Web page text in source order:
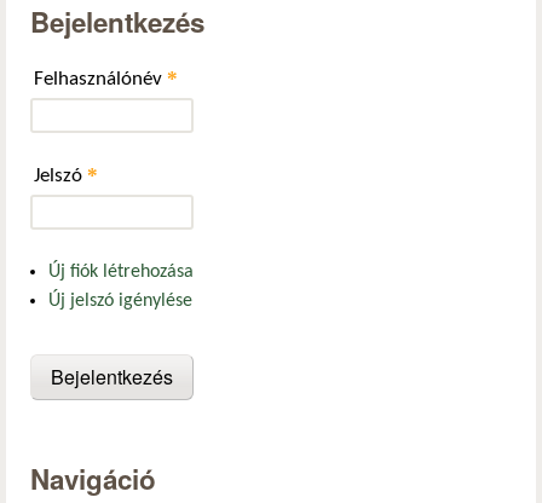
Bejelentkezés
Felhasználónév *
Jelszó *
Új fiók létrehozása
Új jelszó igénylése
Navigáció